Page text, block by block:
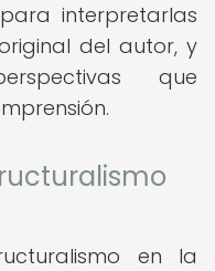
interpretarlas
del autor, y
que
en la